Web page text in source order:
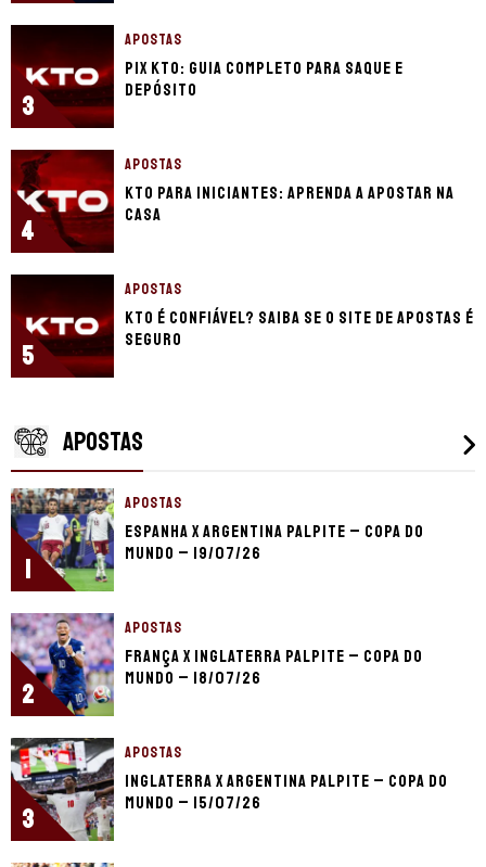
3
APOSTAS
Pix KTO: guia completo para saque e
depósito
4
APOSTAS
KTO para iniciantes: aprenda a apostar na
casa
5
APOSTAS
KTO é confiável? Saiba se o site de apostas é
seguro
APOSTAS
1
APOSTAS
Espanha x Argentina palpite – Copa do
Mundo – 19/07/26
2
APOSTAS
França x Inglaterra palpite – Copa do
Mundo – 18/07/26
3
APOSTAS
Inglaterra x Argentina palpite – Copa do
Mundo – 15/07/26